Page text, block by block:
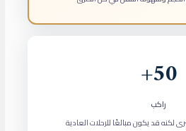
50+
راكب
لكنه قد يكون مبالغًا للرحلات العادية